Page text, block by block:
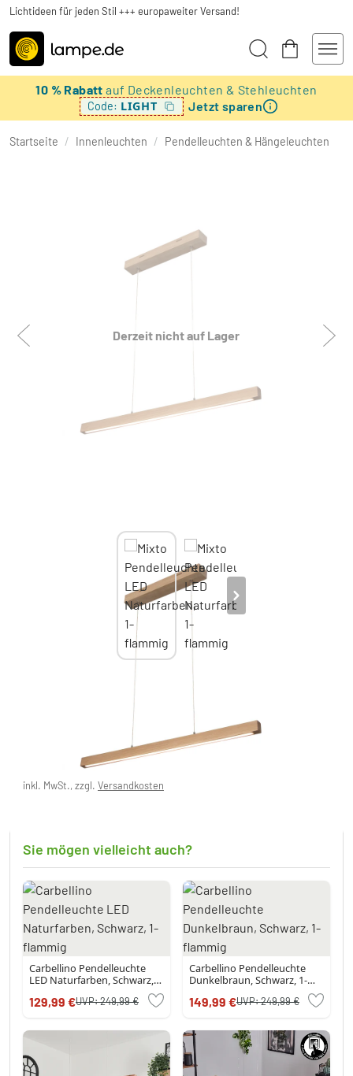
Lichtideen für jeden Stil +++ europaweiter Versand!
10 % Rabattauf Deckenleuchten & Stehleuchten
Code: LIGHT Jetzt sparen
Startseite / Innenleuchten / Pendelleuchten & Hängeleuchten
Derzeit nicht auf Lager
239,99 €
inkl. MwSt., zzgl. Versandkosten
Sie mögen vielleicht auch?
Carbellino Pendelleuchte
LED Naturfarben, Schwarz,
129,99 €UVP:249,99 €
Carbellino Pendelleuchte
Dunkelbraun, Schwarz, 1-
149,99 €UVP:249,99 €